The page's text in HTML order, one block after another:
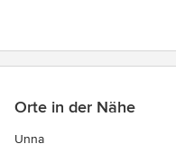
Orte in der Nähe
Unna